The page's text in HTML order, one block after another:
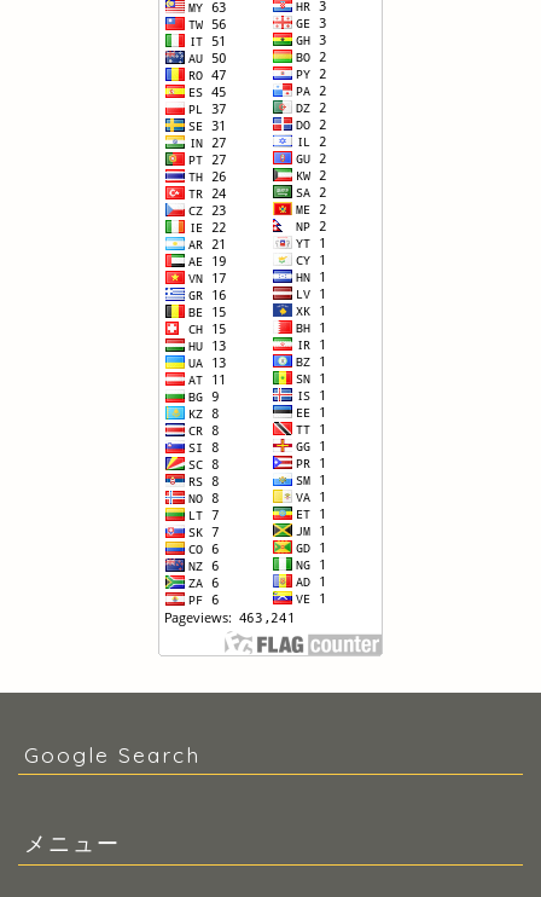
Google Search
メニュー